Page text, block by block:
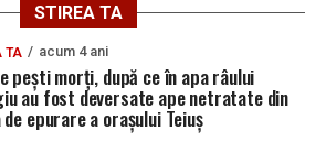
STIREA TA
TA acum 4 ani
pești morți, după ce în apa râului
au fost deversate ape netratate din
epurare a orașului Teiuș